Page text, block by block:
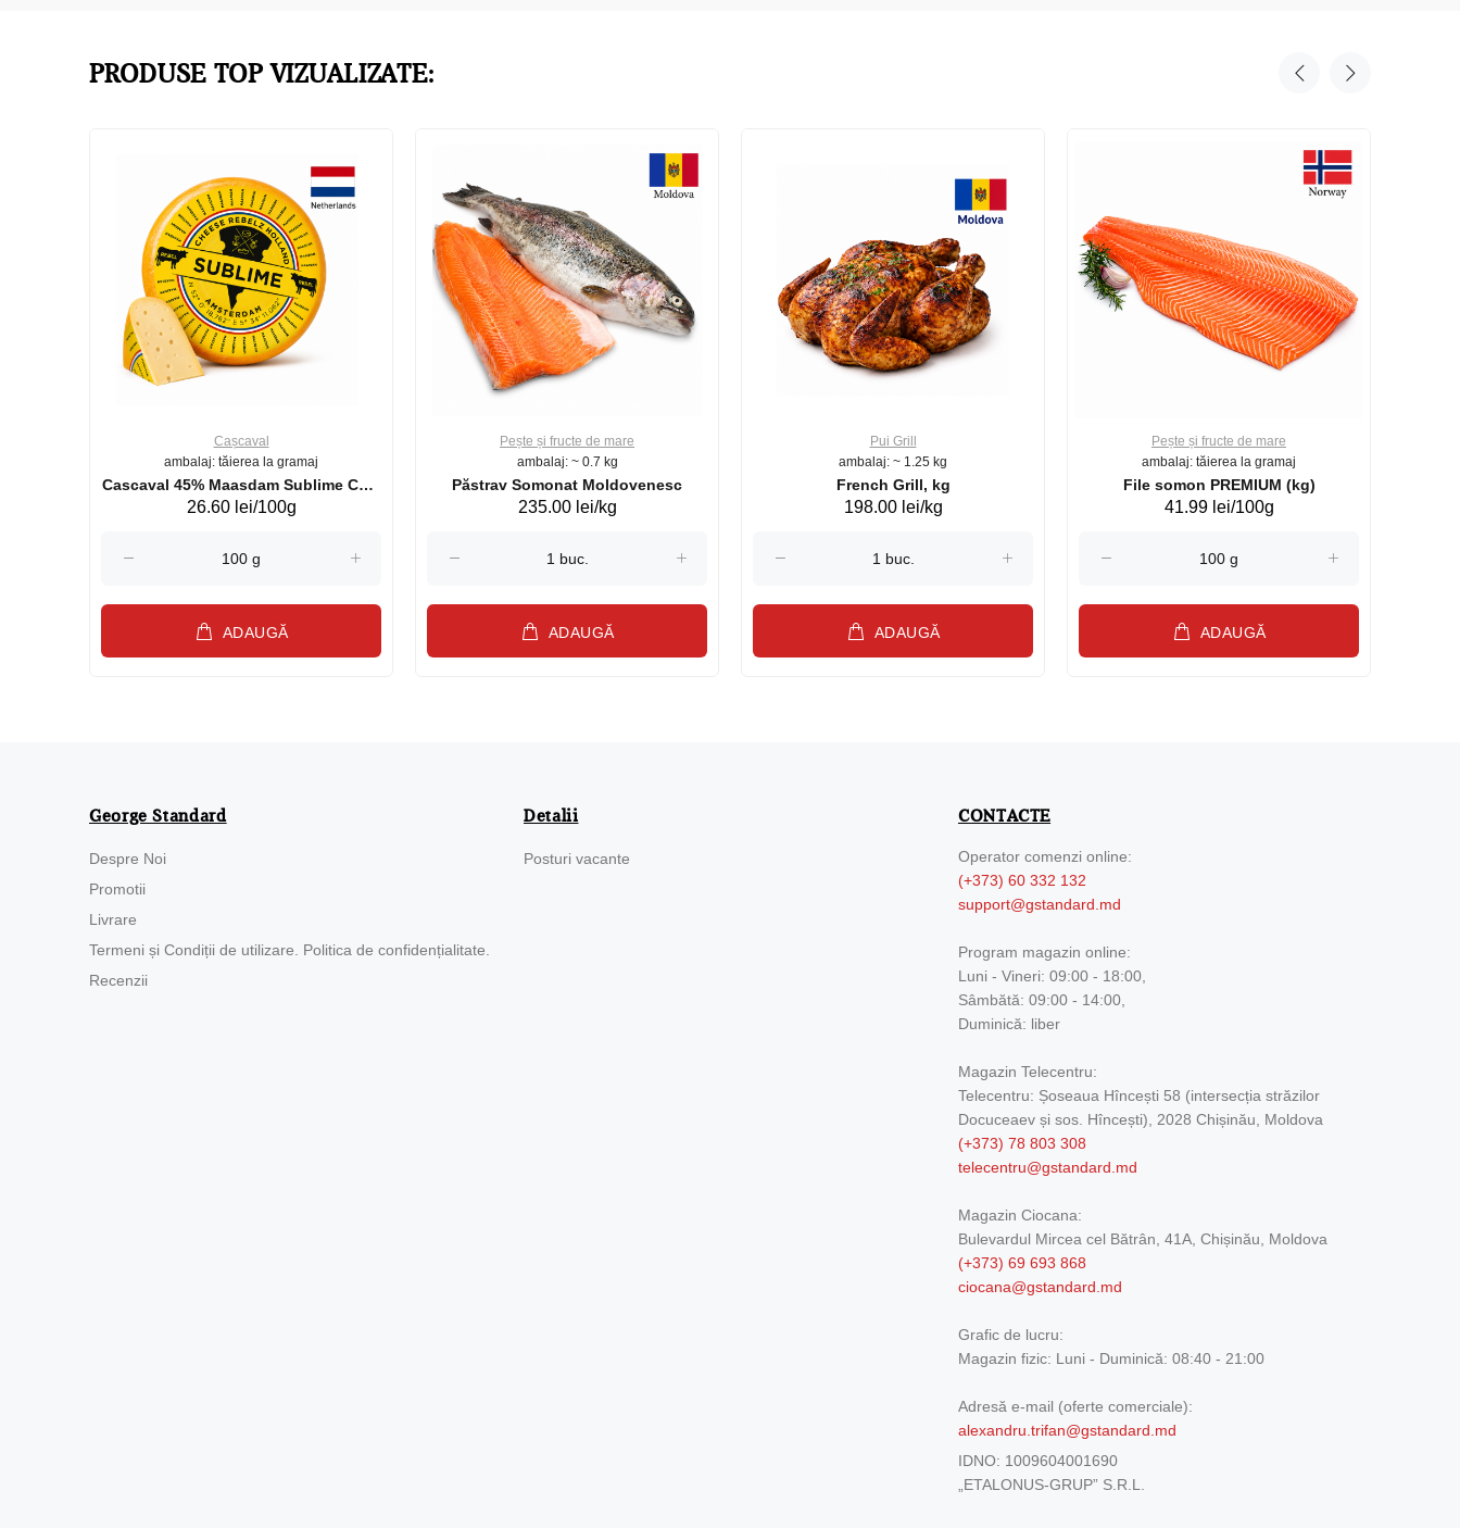
PRODUSE TOP VIZUALIZATE:
Cașcaval
ambalaj: tăierea la gramaj
Cascaval 45% Maasdam Sublime Cow
(075002)
26.60 lei/100g
ADAUGĂ
Pește și fructe de mare
ambalaj: ~ 0.7 kg
Păstrav Somonat Moldovenesc
235.00 lei/kg
ADAUGĂ
Pui Grill
ambalaj: ~ 1.25 kg
French Grill, kg
198.00 lei/kg
ADAUGĂ
Pește și fructe de mare
ambalaj: tăierea la gramaj
File somon PREMIUM (kg)
41.99 lei/100g
ADAUGĂ
George Standard
Despre Noi
Promotii
Livrare
Termeni și Condiții de utilizare. Politica de confidențialitate.
Recenzii
Detalii
Posturi vacante
CONTACTE
Operator comenzi online:
(+373) 60 332 132
support@gstandard.md
Program magazin online:
Luni - Vineri: 09:00 - 18:00,
Sâmbătă: 09:00 - 14:00,
Duminică: liber
Magazin Telecentru:
Telecentru: Șoseaua Hîncești 58 (intersecția străzilor
Docuceaev și sos. Hîncești), 2028 Chișinău, Moldova
(+373) 78 803 308
telecentru@gstandard.md
Magazin Ciocana:
Bulevardul Mircea cel Bătrân, 41A, Chișinău, Moldova
(+373) 69 693 868
ciocana@gstandard.md
Grafic de lucru:
Magazin fizic: Luni - Duminică: 08:40 - 21:00
Adresă e-mail (oferte comerciale):
alexandru.trifan@gstandard.md
IDNO: 1009604001690
„ETALONUS-GRUP” S.R.L.